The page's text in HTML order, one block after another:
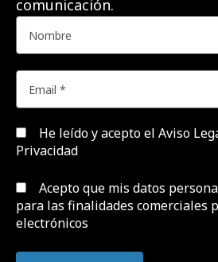
comunicación.
He leído y acepto el Aviso
Privacidad
Acepto que mis datos
para las finalidades comerciales
electrónicos